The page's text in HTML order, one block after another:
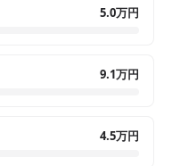
5.0万円
9.1万円
4.5万円